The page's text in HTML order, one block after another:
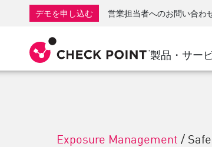
製品・サー
SMB向けファイアウォール
産業用ファイアウォール
SD-WAN
リモート アクセスVPN
Agentic Network Security Orchestration
AI Network Firewall
AI Runtime Protection
ランサムウェア対策
業界別ソリューション
検出
応答
サービスと
サポート・センター
アドボカシーマネジメントサービス
デモを申し込む
営業担当者へのお問い合わ
Exposure Management /